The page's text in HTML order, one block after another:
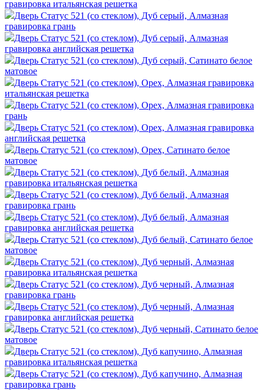
гравировка итальянская решетка
Дверь Статус 521 (со стеклом), Дуб серый, Алмазная
гравировка грань
Дверь Статус 521 (со стеклом), Дуб серый, Алмазная
гравировка английская решетка
Дверь Статус 521 (со стеклом), Дуб серый, Сатинато белое
матовое
Дверь Статус 521 (со стеклом), Орех, Алмазная гравировка
итальянская решетка
Дверь Статус 521 (со стеклом), Орех, Алмазная гравировка
грань
Дверь Статус 521 (со стеклом), Орех, Алмазная гравировка
английская решетка
Дверь Статус 521 (со стеклом), Орех, Сатинато белое
матовое
Дверь Статус 521 (со стеклом), Дуб белый, Алмазная
гравировка итальянская решетка
Дверь Статус 521 (со стеклом), Дуб белый, Алмазная
гравировка грань
Дверь Статус 521 (со стеклом), Дуб белый, Алмазная
гравировка английская решетка
Дверь Статус 521 (со стеклом), Дуб белый, Сатинато белое
матовое
Дверь Статус 521 (со стеклом), Дуб черный, Алмазная
гравировка итальянская решетка
Дверь Статус 521 (со стеклом), Дуб черный, Алмазная
гравировка грань
Дверь Статус 521 (со стеклом), Дуб черный, Алмазная
гравировка английская решетка
Дверь Статус 521 (со стеклом), Дуб черный, Сатинато белое
матовое
Дверь Статус 521 (со стеклом), Дуб капучино, Алмазная
гравировка итальянская решетка
Дверь Статус 521 (со стеклом), Дуб капучино, Алмазная
гравировка грань